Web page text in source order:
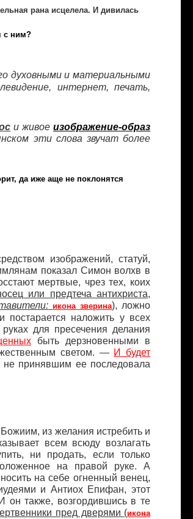
рана исцелела. И дивилась
с ним?
духовными и материальными
интернет, печать,
и живоеизображение-образ
эти слова звучат более
да иже аще не поклонятся
изображений, статуй,
показал Симон волхв в
мертвые, чрез тех, коих
или предтеча антихриста,
икона зверина), ложно
постарается наложить у всех
для пресечения делания
быть дерзновенными в
светом. — И будет
не принявшим ее последовала
из желания истребить и
всем всюду возлагать
ни продать, если только
на правой руке. А
на себе огненный венец,
и Антиох Епифан, этот
он также, возгордившись в те
пред дверями (икона